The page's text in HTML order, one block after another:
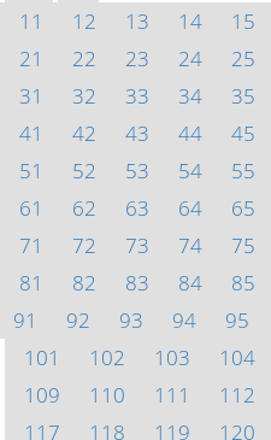
11
12 13 14 15
21
22 23 24 25
31
32 33 34 35
41
42 43 44 45
51
52 53 54 55
61
62 63 64 65
71
72 73 74 75
81
82 83 84 85
91
92 93 94 95
101
102 103 104
109
110 111 112
117
118 119 120